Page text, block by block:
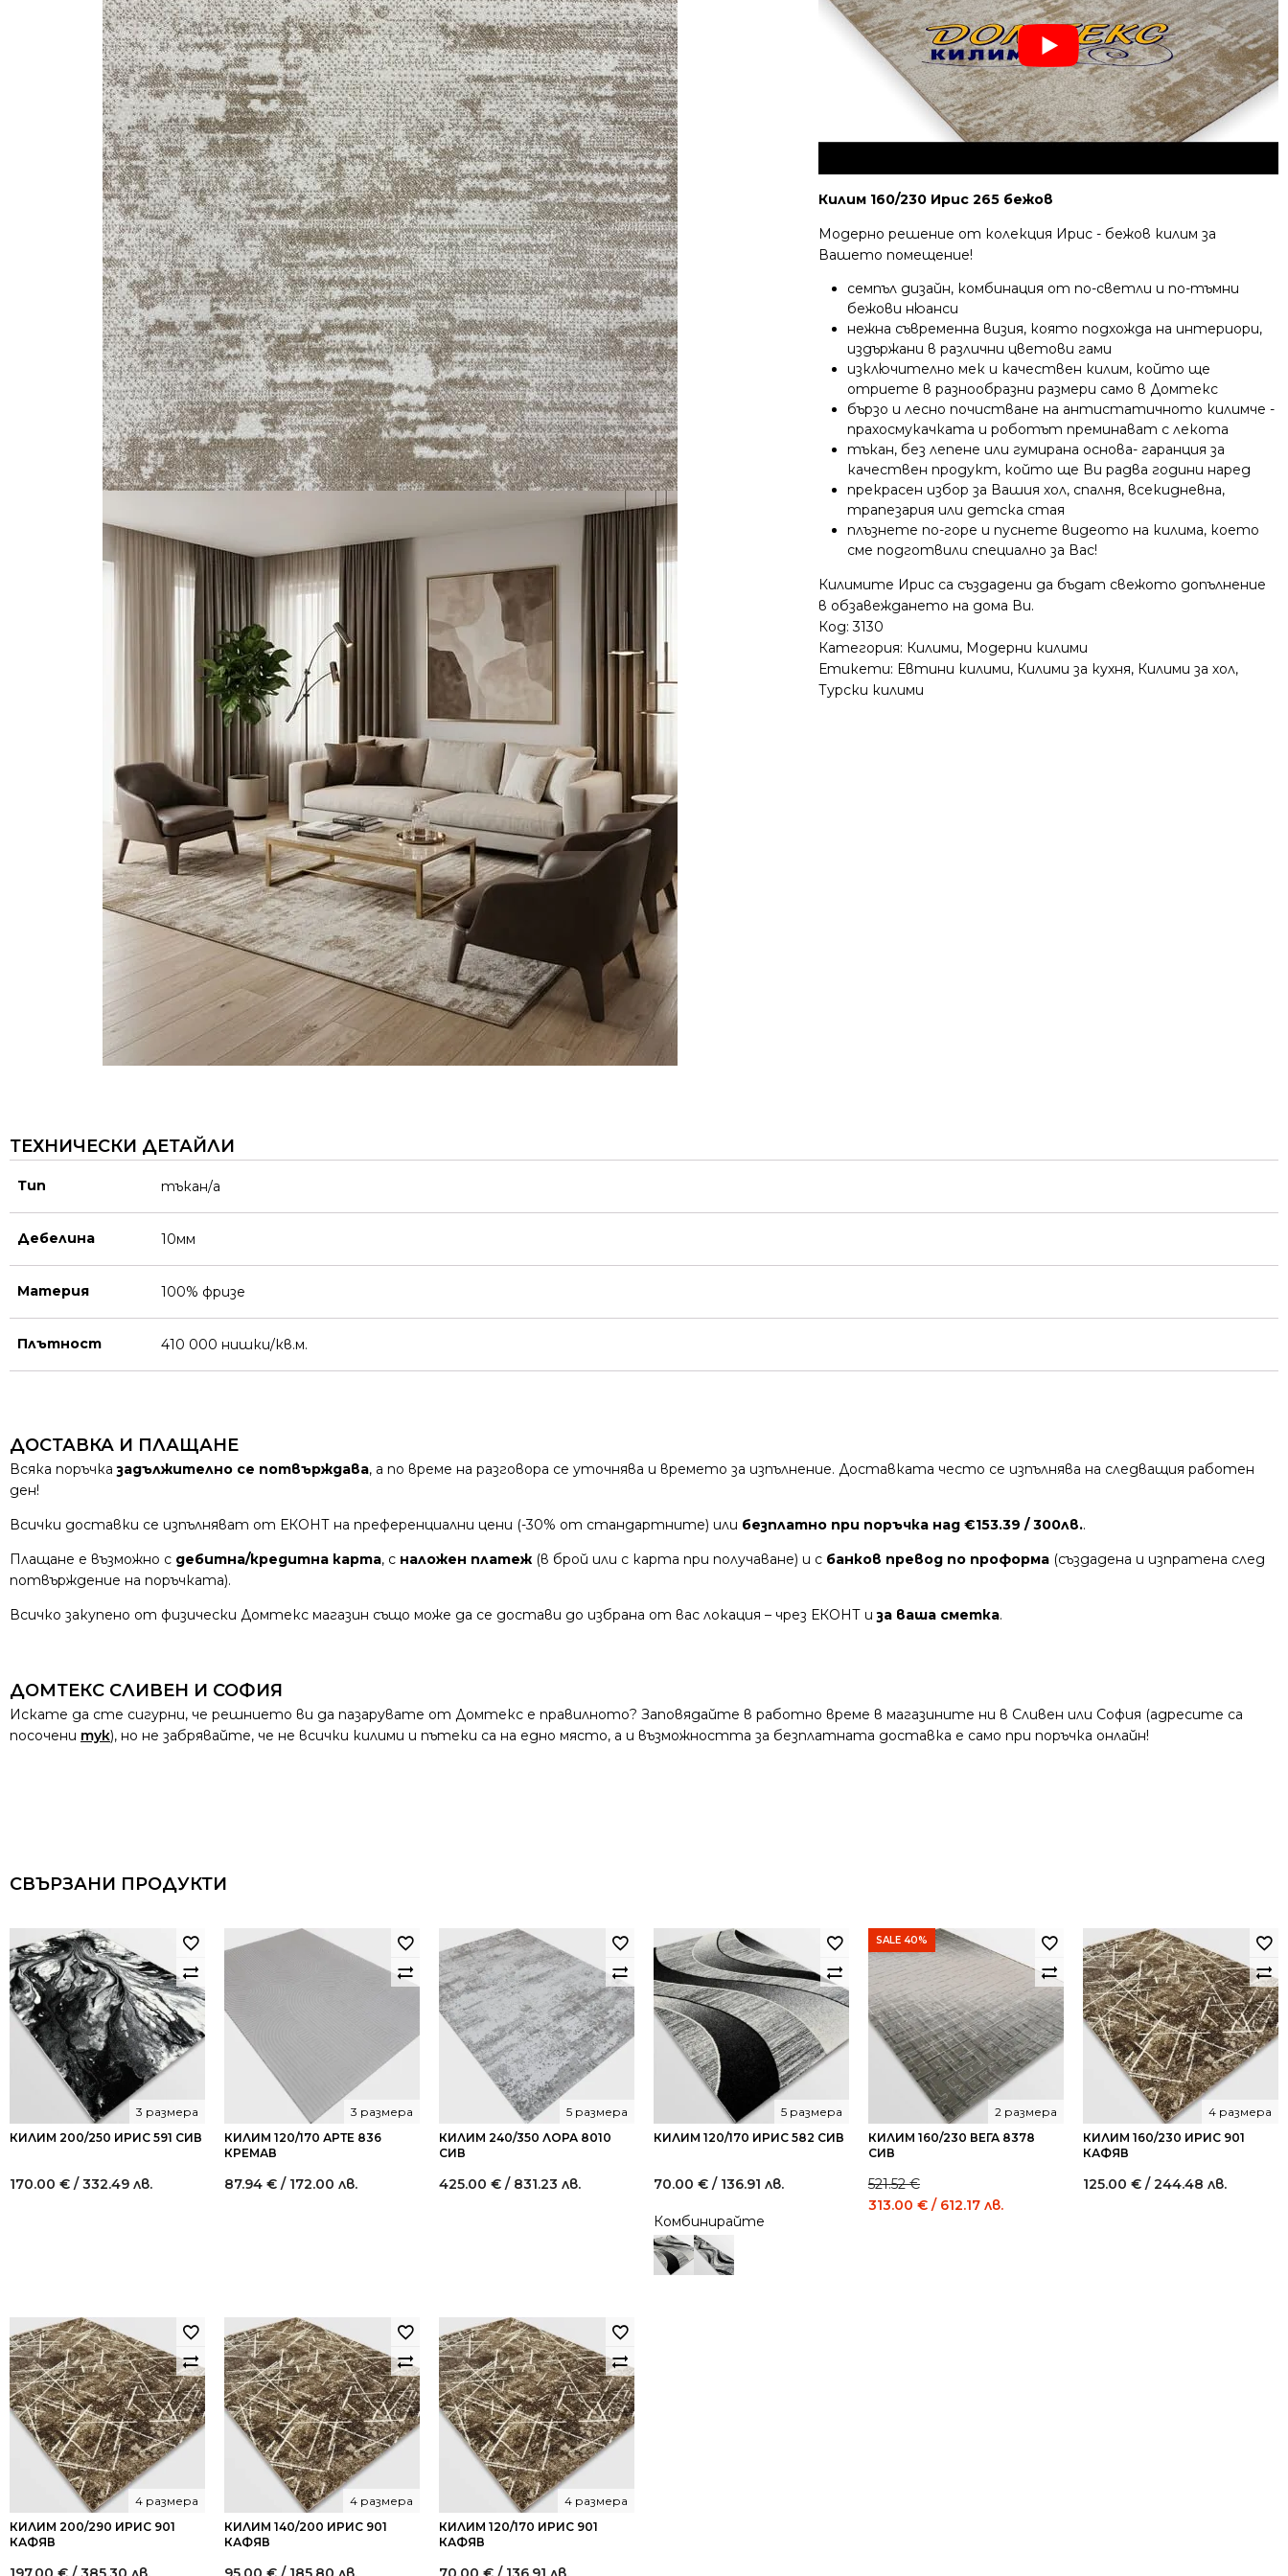
Килим 160/230 Ирис 265 бежов
Модерно решение от колекция Ирис - бежов килим за
Вашето помещение!
семпъл дизайн, комбинация от по-светли и по-тъмни
бежови нюанси
нежна съвременна визия, която подхожда на интериори,
издържани в различни цветови гами
изключително мек и качествен килим, който ще
отриете в разнообразни размери само в Домтекс
бързо и лесно почистване на антистатичното килимче -
прахосмукачката и роботът преминават с лекота
тъкан, без лепене или гумирана основа- гаранция за
качествен продукт, който ще Ви радва години наред
прекрасен избор за Вашия хол, спалня, всекидневна,
трапезария или детска стая
плъзнете по-горе и пуснете видеото на килима, което
сме подготвили специално за Вас!
Килимите Ирис са създадени да бъдат свежото допълнение
в обзавеждането на дома Ви.
Код:3130
Категория: Килими, Модерни килими
Етикети: Евтини килими, Килими за кухня, Килими за хол,
Турски килими
ТЕХНИЧЕСКИ ДЕТАЙЛИ
Тип тъкан/а
Дебелина 10мм
Материя 100% фризе
Плътност 410 000 нишки/кв.м.
ДОСТАВКА И ПЛАЩАНЕ
Всяка поръчказадължително се потвърждава, а по време на разговора се уточнява и времето за изпълнение. Доставката често се изпълнява на следващия работен
ден!
Всички доставки се изпълняват от ЕКОНТ на преференциални цени (-30% от стандартните) или безплатно при поръчка над €153.39 / 300лв..
Плащане е възможно с дебитна/кредитна карта, с наложен платеж (в брой или с карта при получаване) и с банков превод по проформа (създадена и изпратена след
потвърждение на поръчката).
Всичко закупено от физически Домтекс магазин също може да се достави до избрана от вас локация – чрез ЕКОНТ иза ваша сметка.
ДОМТЕКС СЛИВЕН И СОФИЯ
Искате да сте сигурни, че решнието ви да пазарувате от Домтекс е правилното? Заповядайте в работно време в магазините ни в Сливен или София (адресите са
посочени тук), но не забрявайте, че не всички килими и пътеки са на едно място, а и възможността за безплатната доставка е само при поръчка онлайн!
СВЪРЗАНИ ПРОДУКТИ
КИЛИМ 200/250 ИРИС 591 СИВ
3 размера
170.00 € / 332.49 лв.
КИЛИМ 120/170 АРТЕ 836
КРЕМАВ
3 размера
87.94 € / 172.00 лв.
КИЛИМ 240/350 ЛОРА 8010
СИВ
5 размера
425.00 € / 831.23 лв.
КИЛИМ 120/170 ИРИС 582 СИВ
5 размера
70.00 € / 136.91 лв.
Комбинирайте
SALE 40%
КИЛИМ 160/230 ВЕГА 8378
СИВ
2 размера
521.52€
Original
313.00 € / 612.17 лв.
КИЛИМ 160/230 ИРИС 901
КАФЯВ
4 размера
125.00 € / 244.48 лв.
КИЛИМ 200/290 ИРИС 901
КАФЯВ
4 размера
КИЛИМ 140/200 ИРИС 901
КАФЯВ
4 размера
КИЛИМ 120/170 ИРИС 901
КАФЯВ
4 размера